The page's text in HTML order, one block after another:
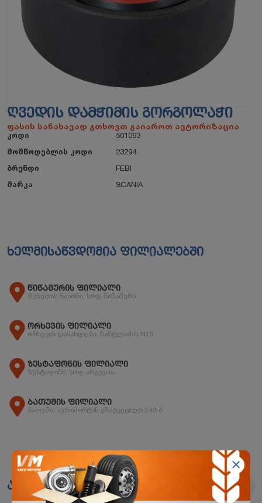
ᲦᲕᲔᲓᲘᲡ ᲓᲐᲛᲭᲘᲛᲘᲡ ᲒᲝᲠᲒᲝᲚᲐᲭᲘ
ფასის სანახავად გთხოვთ გაიაროთ ავტორიზაცია
კოდი
501093
მომწოდებლის კოდი
23294
ბრენდი
FEBI
მარკა
SCANIA
ხელმისაწვდომია ფილიალებში
წიწამურის ფილიალი
მცხეთის რაიონი, სოფ. წიწამური
ორხევის ფილიალი
ორხევის დასახლება, ჩანტლაძის N15
ზესტაფონის ფილიალი
ზესტაფონი, სოფ. არგვეთა
ბათუმის ფილიალი
ბათუმი, აეროპორტის გზატკეცილი 243 ბ
ანალოგები